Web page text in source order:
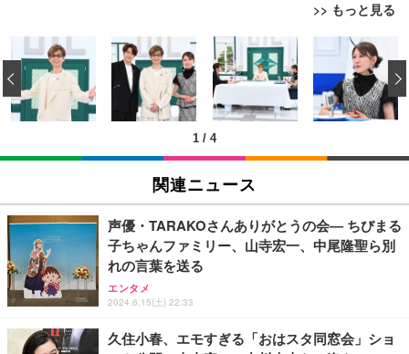
>> もっと見る
[EdoErgo] オフィスチェア 椅子 テレワーク 疲れな
い 跳ね上げ式アームレスト コンパクト 約105度ロッ
キング pc 事務椅子 360度回転 座面昇降 強化ナイロ
ン樹脂ベース 通気性メッシュ 在宅ワーク H-WY01
(黒網+黒枠+黒足)
￥5,699
SIHOO B100 オフィスチェア／デスクチェア メッシ
ュチェア 人間工学 疲れない ブラック
￥27,999
Sezlife オフィスチェア デスクチェア 疲れない テレ
ワーク チェア 強化バックレスト 30度ロッキング機
能 人間工学 椅子 腰サポート 90度跳ね上げ式アーム
レスト 3Dヘッドレスト ハンガー付き 高反発クッシ
務用 おしゃれ パソコンチェア (ブラック)
EIZO ビジネス向けプレミアムモニター | FlexScan
EV3240X-WT | 31.5型4K UHD・USB Type-C・ホワ
イト
￥105,595
EIZO ビジネス向けプレミアムモニター | FlexScan
￥109,572
【純正品】27"ゲーミングモニター DualSense 充電
フック付き（CFI-ZDM1J）
￥49,979
Amazonベーシック ペットシーツ 薄型 レギュラー 1
回使い捨て 無香料 ホワイト 300枚
￥3,373
Amazonベーシック ペットシーツ 厚型 ワイド 42枚
x2袋(84枚) ホワイト(吸収面:ライトブルー)
￥3,234
ネオ・ルーライフ ネオ・オムツ L 中型犬用 26枚入
り 単品
￥1,800
1 / 4
‹
関連ニュース
声優・TARAKOさんありがとうの会― ちびまる
子ちゃんファミリー、山寺宏一、中尾隆聖ら別
れの言葉を送る
エンタメ
2024.6.15(土) 22:33
久住小春、エモすぎる「おはスタ同窓会」ショ